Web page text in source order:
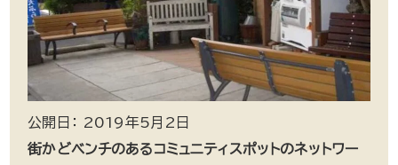
公開日： 2019年5月2日
街かどベンチのあるコミュニティスポットのネットワー